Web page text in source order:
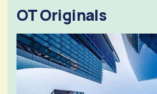
OT Originals